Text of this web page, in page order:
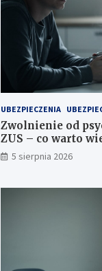
UBEZPIECZENIA
Zwolnienie od
ZUS – co warto
5 sierpnia 2026